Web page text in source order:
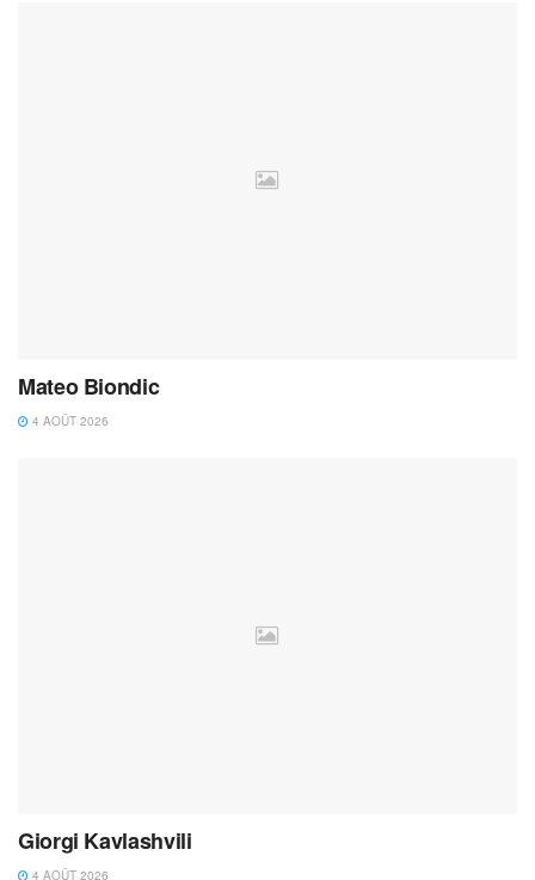
Mateo Biondic
4 AOÛT 2026
Giorgi Kavlashvili
4 AOÛT 2026